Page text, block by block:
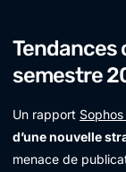
Tendances
semestre
Un rapport
d’une nouvelle
menace de